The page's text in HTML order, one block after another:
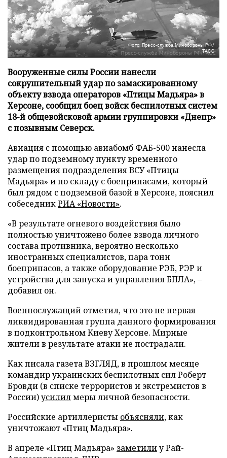
Фото: Пресс-служба Минобороны РФ/
ТАСС
Вооруженные силы России нанесли
сокрушительный удар по замаскированному
объекту взвода операторов «Птицы Мадьяра» в
Херсоне, сообщил боец войск беспилотных систем
18-й общевойсковой армии группировки «Днепр»
с позывным Северск.
Авиация с помощью авиабомб ФАБ-500 нанесла
удар по подземному пункту временного
размещения подразделения ВСУ «Птицы
Мадьяра» и по складу с боеприпасами, который
был рядом с подземной базой в Херсоне, пояснил
собеседникРИА «Новости».
«В результате огневого воздействия было
полностью уничтожено более взвода личного
состава противника, вероятно несколько
иностранных специалистов, пара тонн
боеприпасов, а также оборудование РЭБ, РЭР и
устройства для запуска и управления БПЛА», –
добавил он.
Военнослужащий отметил, что это не первая
ликвидированная группа данного формирования
в подконтрольном Киеву Херсоне. Мирные
жители в результате атаки не пострадали.
Как писала газета ВЗГЛЯД, в прошлом месяце
командир украинских беспилотных сил Роберт
Бровди (в списке террористов и экстремистов в
России)усилилмеры личной безопасности.
Российские артиллеристы объясняли, как
уничтожают «Птиц Мадьяра».
В апреле «Птиц Мадьяра» заметилиу Рай-